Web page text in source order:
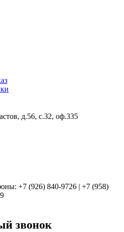
д.56, с.32, оф.335
+7 (926) 840-9726 | +7 (958)
звонок